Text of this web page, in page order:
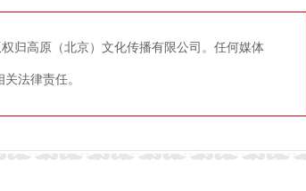
归高原（北京）文化传播有限公司。任何媒体
法律责任。